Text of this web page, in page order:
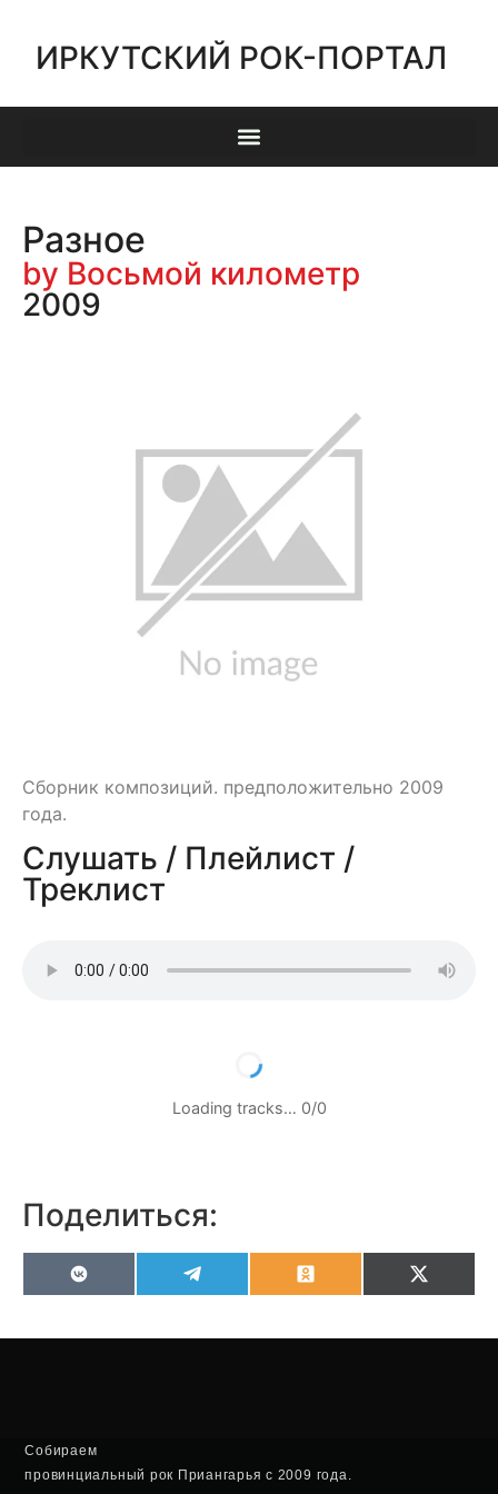
ИРКУТСКИЙ РОК-ПОРТАЛ
Разное
by Восьмой километр
2009
Сборник композиций. предположительно 2009
года.
Слушать / Плейлист /
Треклист
Loading tracks… 0/0
Поделиться:
VK OdnoklassnikiX
Собираем
провинциальный рок Приангарья с 2009 года.